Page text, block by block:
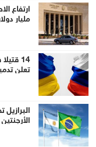
مليار
14
تعلن تدمير 475 مسيرة
الأرجنتين